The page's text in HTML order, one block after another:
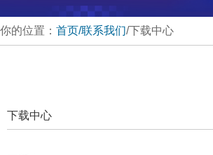
你的位置： 首页/联系我们/下载中心
下载中心